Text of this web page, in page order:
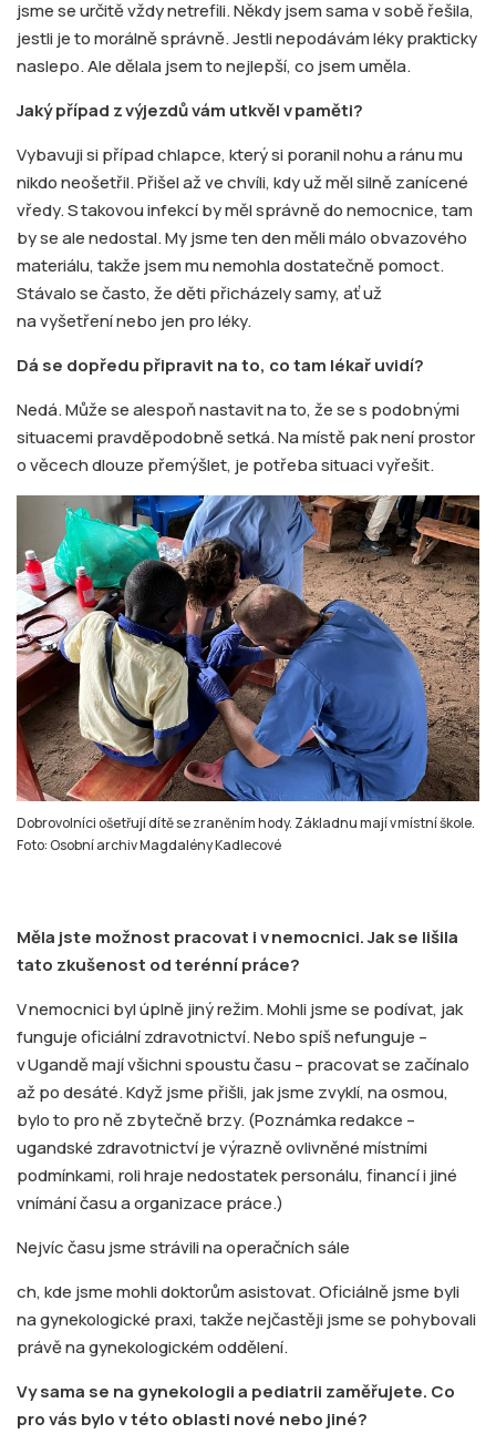
jsme se určitě vždy netrefili. Někdy jsem sama v sobě řešila,
jestli je to morálně správně. Jestli nepodávám léky prakticky
naslepo. Ale dělala jsem to nejlepší, co jsem uměla.
Jaký případ z výjezdů vám utkvěl v paměti?
Vybavuji si případ chlapce, který si poranil nohu a ránu mu
nikdo neošetřil. Přišel až ve chvíli, kdy už měl silně zanícené
vředy. S takovou infekcí by měl správně do nemocnice, tam
by se ale nedostal. My jsme ten den měli málo obvazového
materiálu, takže jsem mu nemohla dostatečně pomoct.
Stávalo se často, že děti přicházely samy, ať už
na vyšetření nebo jen pro léky.
Dá se dopředu připravit na to, co tam lékař uvidí?
Nedá. Může se alespoň nastavit na to, že se s podobnými
situacemi pravděpodobně setká. Na místě pak není prostor
o věcech dlouze přemýšlet, je potřeba situaci vyřešit.
Dobrovolníci ošetřují dítě se zraněním hody. Základnu mají v místní škole.
Foto: Osobní archiv Magdalény Kadlecové
Měla jste možnost pracovat i v nemocnici. Jak se lišila
tato zkušenost od terénní práce?
V nemocnici byl úplně jiný režim. Mohli jsme se podívat, jak
funguje oficiální zdravotnictví. Nebo spíš nefunguje –
v Ugandě mají všichni spoustu času – pracovat se začínalo
až po desáté. Když jsme přišli, jak jsme zvyklí, na osmou,
bylo to pro ně zbytečně brzy. (Poznámka redakce –
ugandské zdravotnictví je výrazně ovlivněné místními
podmínkami, roli hraje nedostatek personálu, financí i jiné
vnímání času a organizace práce.)
Nejvíc času jsme strávili na operačních sále
ch, kde jsme mohli doktorům asistovat. Oficiálně jsme byli
na gynekologické praxi, takže nejčastěji jsme se pohybovali
právě na gynekologickém oddělení.
Vy sama se na gynekologii a pediatrii zaměřujete. Co
pro vás bylo v této oblasti nové nebo jiné?